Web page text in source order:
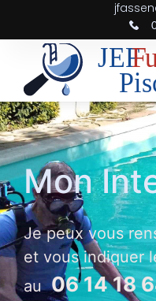
Mon
Je peux vous
et vous indiquer
au06 14 18